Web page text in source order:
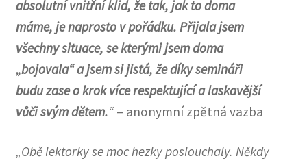
absolutní vnitřní klid, že tak, jak to doma
máme, je naprosto v pořádku. Přijala jsem
všechny situace, se kterými jsem doma
„bojovala“ a jsem si jistá, že díky semináři
budu zase o krok více respektující a laskavější
vůči svým dětem.“– anonymní zpětná vazba
„Obě lektorky se moc hezky poslouchaly. Někdy